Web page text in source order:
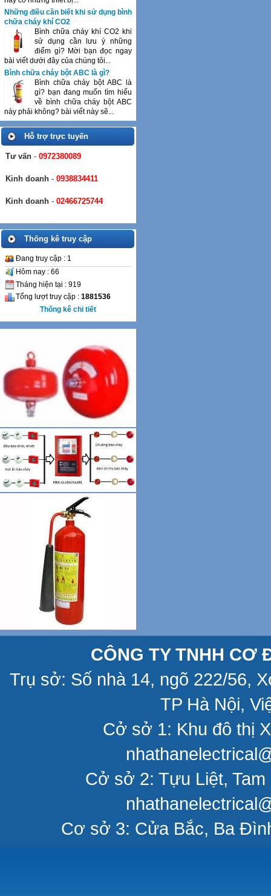
Những điều cần biết khi sử dụng bình
chữa cháy khí CO2
Bình chữa cháy khí CO2 khi
sử dụng cần lưu ý những
điểm gì? Mời bạn đọc ngay
bài viết dưới đây của chúng tôi...
Bình chữa cháy bột ABC là gì?
Bình chữa cháy bột ABC là
gì? bạn đang muốn tìm hiểu
về bình chữa cháy bột ABC
này phải không? bài viết này sẽ...
Hỗ trợ trực tuyến
Tư vấn - 0972380089
Kinh doanh - 0938834411
Kinh doanh - 02466725744
Thống kê truy cập
Đang truy cập : 1
Hôm nay : 66
Tháng hiện tại : 919
Tổng lượt truy cập : 1881536
Thống kê chi tiết
CÔNG TY TNHH CƠ
Trụ sở: Số nhà 14, ngõ 222/56,
TP Hà Nội,
Cở sở 1: Khu đô thị
Cở sở 2: Tựu Liệt,
Cơ sở 3: Cửa Bắc, Ba